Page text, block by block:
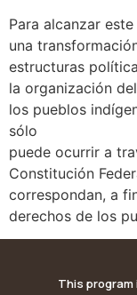
Para alcanzar
una
estructuras
la organización
los pueblos
sólo
puede ocurrir a
Constitución
correspondan, a
derechos de los
This